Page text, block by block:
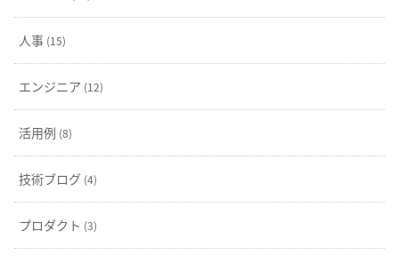
人事 (15)
エンジニア (12)
活用例 (8)
技術ブログ (4)
プロダクト (3)